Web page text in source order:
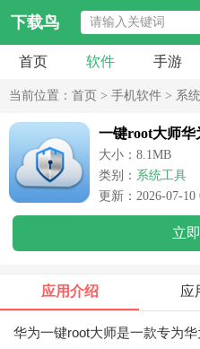
下载鸟
首页 软件 手游
当前位置： 首页 > 手机软件 > 系
一键root大师华
大小：8.1MB
类别： 系统工具
更新：2026-07-10
立
应用介绍 应
华为一键root大师是一款专为